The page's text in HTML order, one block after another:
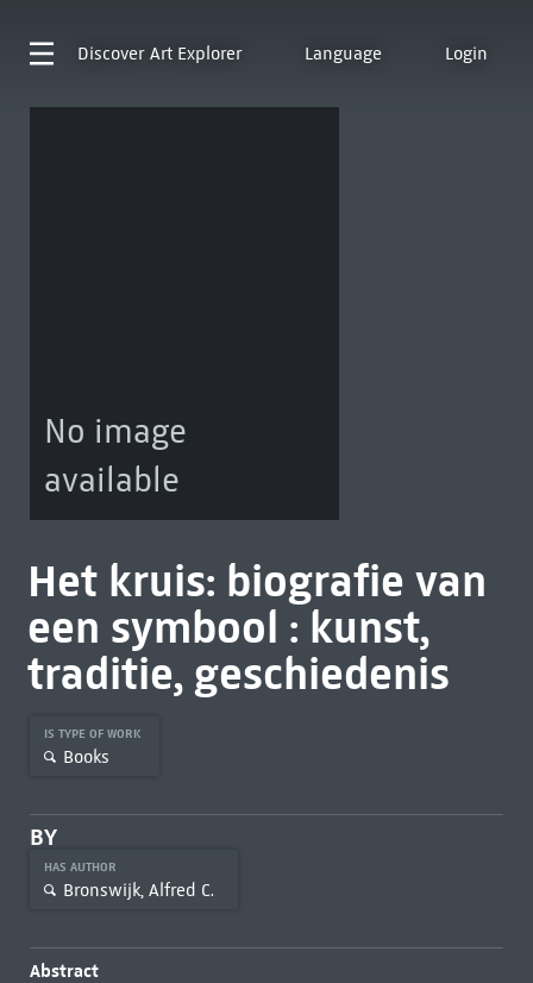
Discover Art Explorer Language Login
No image
available
Het kruis: biografie van
een symbool : kunst,
traditie, geschiedenis
IS TYPE OF WORK
Books
BY
HAS AUTHOR
Bronswijk, Alfred C.
Abstract